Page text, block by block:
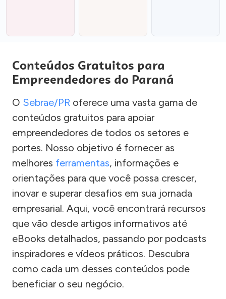
Conteúdos Gratuitos para
Empreendedores do Paraná
O Sebrae/PR oferece uma vasta gama de
conteúdos gratuitos para apoiar
empreendedores de todos os setores e
portes. Nosso objetivo é fornecer as
melhores ferramentas, informações e
orientações para que você possa crescer,
inovar e superar desafios em sua jornada
empresarial. Aqui, você encontrará recursos
que vão desde artigos informativos até
eBooks detalhados, passando por podcasts
inspiradores e vídeos práticos. Descubra
como cada um desses conteúdos pode
beneficiar o seu negócio.